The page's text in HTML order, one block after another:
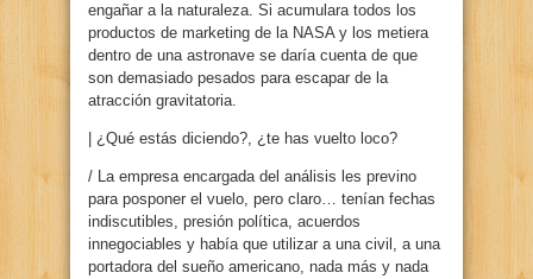
engañar a la naturaleza. Si acumulara todos los
productos de marketing de la NASA y los metiera
dentro de una astronave se daría cuenta de que
son demasiado pesados para escapar de la
atracción gravitatoria.
| ¿Qué estás diciendo?, ¿te has vuelto loco?
/ La empresa encargada del análisis les previno
para posponer el vuelo, pero claro… tenían fechas
indiscutibles, presión política, acuerdos
innegociables y había que utilizar a una civil, a una
portadora del sueño americano, nada más y nada